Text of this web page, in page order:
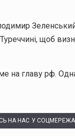
щоб
на главу рф.
НА НАС У